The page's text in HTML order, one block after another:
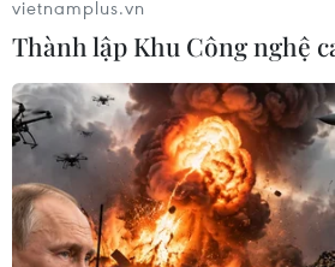
Hàn Quốc đàm phán
phòng COVID-19 với
22/08/2021 02:44
Bộ Ngoại giao Hàn Quốc nêu rõ:
Chính phủ Romania cung cấp
vietnamplus.vn
Thành lập Khu Công nghệ